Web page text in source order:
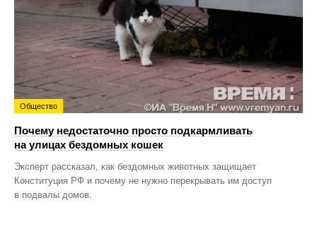
Общество
Почему недостаточно просто подкармливать
на улицах бездомных кошек
Эксперт рассказал, как бездомных животных защищает
Конституция РФ и почему не нужно перекрывать им доступ
в подвалы домов.